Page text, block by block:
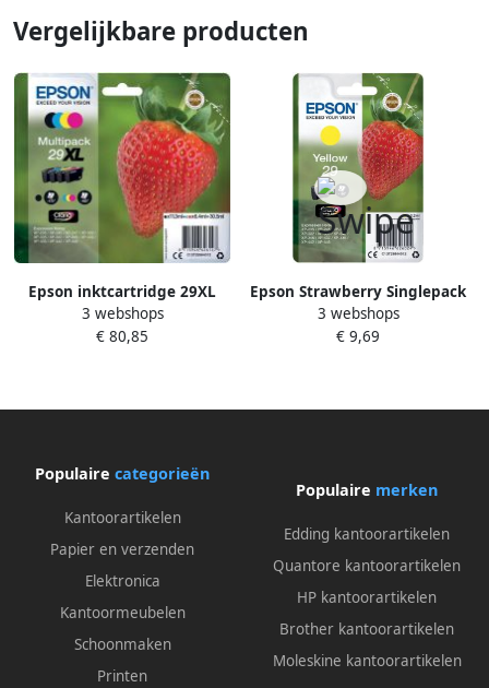
Vergelijkbare producten
Epson inktcartridge 29XL
450-470 pagina&apos;s OEM
C13T29964012 4 kleuren
3 webshops
€ 80,85
Epson Strawberry Singlepack
Yellow 29 Claria Home Ink
(C13T29844012)
3 webshops
€ 9,69
Populaire categorieën
Kantoorartikelen
Papier en verzenden
Elektronica
Kantoormeubelen
Schoonmaken
Printen
Populaire merken
Edding kantoorartikelen
Quantore kantoorartikelen
HP kantoorartikelen
Brother kantoorartikelen
Moleskine kantoorartikelen